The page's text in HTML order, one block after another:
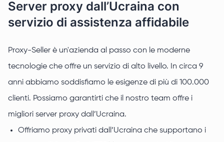
Server proxy dall’Ucraina con
servizio di assistenza affidabile
Proxy-Seller è un'azienda al passo con le moderne
tecnologie che offre un servizio di alto livello. In circa 9
anni abbiamo soddisfiamo le esigenze di più di 100.000
clienti. Possiamo garantirti che il nostro team offre i
migliori server proxy dall’Ucraina.
Offriamo proxy privati dall’Ucraina che supportano i